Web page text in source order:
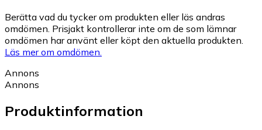
Berätta vad du tycker om produkten eller läs andras
omdömen. Prisjakt kontrollerar inte om de som lämnar
omdömen har använt eller köpt den aktuella produkten.
Läs mer om omdömen.
Annons
Annons
Produktinformation